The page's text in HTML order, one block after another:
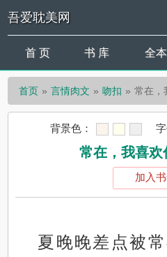
吾爱耽美网
首 页 书 库 全本
首页 言情肉文 吻扣 常在，
背景色： 字
常在，我喜欢
加入
夏晚晚差点被